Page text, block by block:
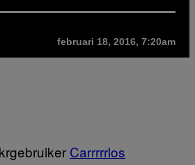
februari 18, 2016, 7:20am
Carrrrrlos